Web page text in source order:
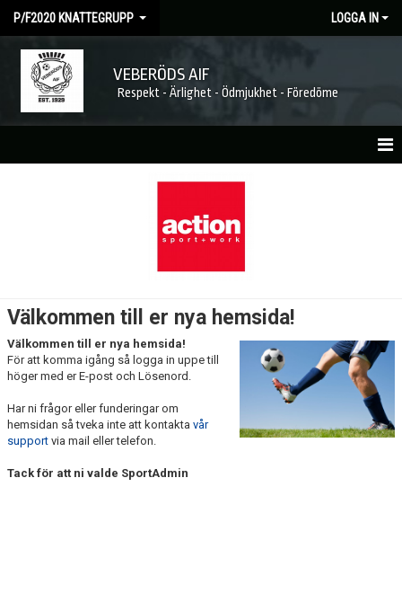
P/F2020 KNATTEGRUPP LOGGA IN
VEBERÖDS AIF
Respekt - Ärlighet - Ödmjukhet - Föredöme
BILDGALLERI
DOKUMENT
KONTAKT
Välkommen till er nya hemsida!
Välkommen till er nya hemsida!
För att komma igång så logga in uppe till
höger med er E-post och Lösenord.
Har ni frågor eller funderingar om
hemsidan så tveka inte att kontakta vår
support via mail eller telefon.
Tack för att ni valde SportAdmin